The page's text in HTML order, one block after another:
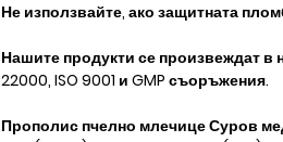
Не използвайте, ако защитната
Нашите продукти се произвеждат в
22000, ISO 9001 и GMP съоръжения.
Прополис пчелно млечице Суров